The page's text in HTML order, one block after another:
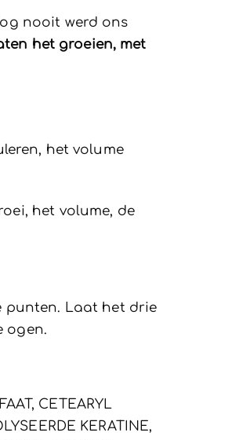
nooit werd ons
het groeien, met
het volume
het volume, de
punten. Laat het drie
ogen.
CETEARYL
KERATINE,